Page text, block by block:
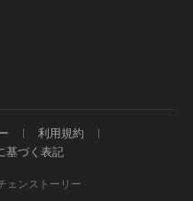
利用規約
基づく表記
ェンストーリー